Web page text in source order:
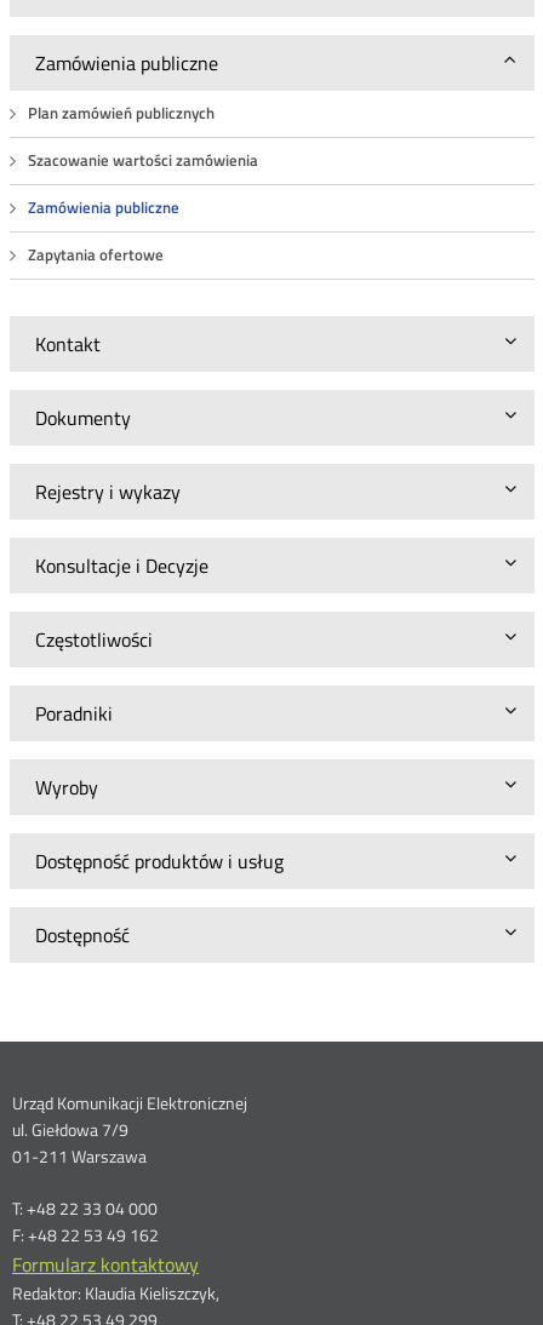
Zamówienia publiczne
Plan zamówień publicznych
Szacowanie wartości zamówienia
Zamówienia publiczne
Zapytania ofertowe
Kontakt
Dokumenty
Rejestry i wykazy
Konsultacje i Decyzje
Częstotliwości
Poradniki
Wyroby
Dostępność produktów i usług
Dostępność
Dane
kontaktowe
Urząd Komunikacji Elektronicznej
ul. Giełdowa 7/9
01-211 Warszawa
T: +48 22 33 04 000
F: +48 22 53 49 162
Formularz kontaktowy
Redaktor: Klaudia Kieliszczyk,